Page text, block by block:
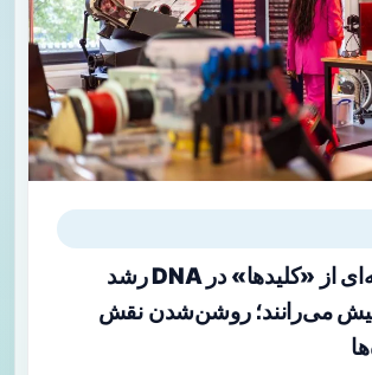
چگونه شبکه‌ای از «کلیدها» در DNA رشد
می‌رانند؛ روشن‌شدن نقش